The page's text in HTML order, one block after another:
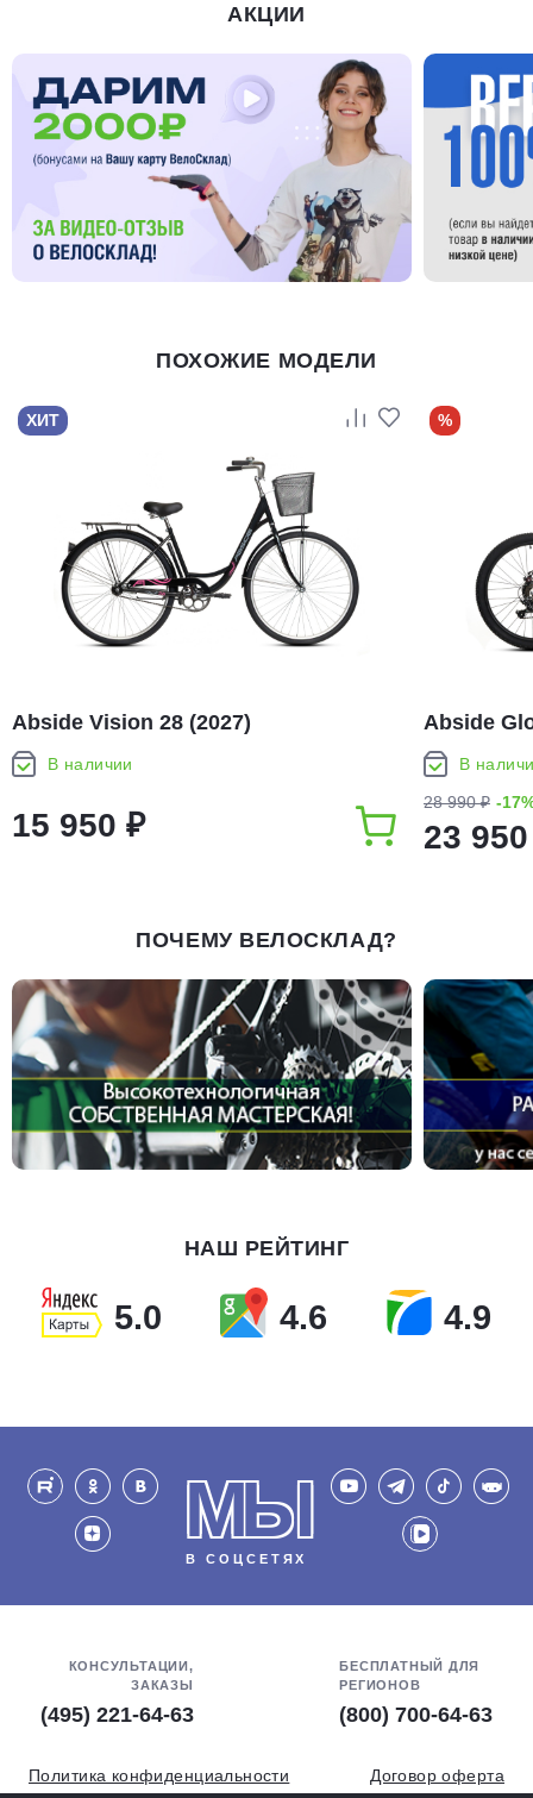
АКЦИИ
ПОХОЖИЕ МОДЕЛИ
ХИТ
Abside Vision 28 (2027)
В наличии
15 950 ₽
%
Abside
В
28 990 ₽ -
23
ПОЧЕМУ ВЕЛОСКЛАД?
НАШ РЕЙТИНГ
5.0 4.6 4.9
МЫ
В СОЦСЕТЯХ
КОНСУЛЬТАЦИИ,
ЗАКАЗЫ
(495) 221-64-63
БЕСПЛАТНЫЙ ДЛЯ
РЕГИОНОВ
(800) 700-64-63
Политика конфиденциальности
Договор оферта